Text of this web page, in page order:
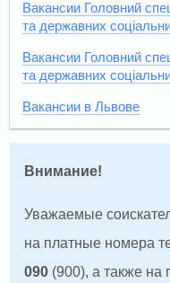
Вакансии Головний
та державних
Вакансии Головний
та державних
Вакансии в Львове
Внимание!
Уважаемые
на платные номера
090 (900), а также на